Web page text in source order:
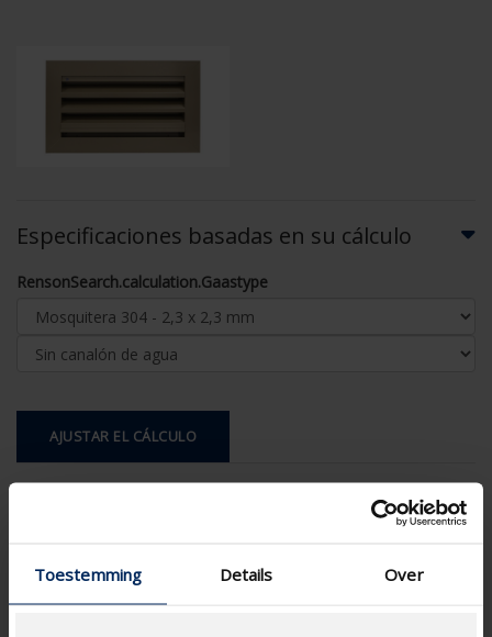
Toestemming Details Over
Especificaciones basadas en su cálculo
RensonSearch.calculation.Gaastype
AJUSTAR EL CÁLCULO